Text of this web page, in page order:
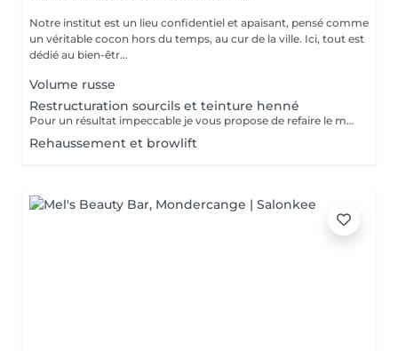
Notre institut est un lieu confidentiel et apaisant, pensé comme
un véritable cocon hors du temps, au cur de la ville. Ici, tout est
dédié au bien-êtr...
Volume russe
Restructuration sourcils et teinture henné
Pour un résultat impeccable je vous propose de refaire le mapping de votre sourcils pour qu il soit parfait La teinture permet un resultat net et durable
Rehaussement et browlift